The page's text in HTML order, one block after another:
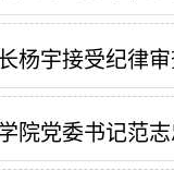
杨宇接受纪律
院党委书记范